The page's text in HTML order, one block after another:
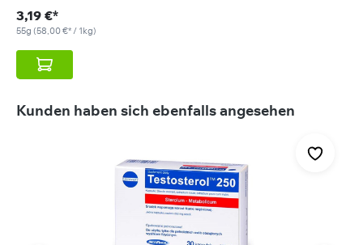
3,19 €*
55g (58,00 €* / 1kg)
Produktgalerie überspringen
Kunden haben sich ebenfalls angesehen